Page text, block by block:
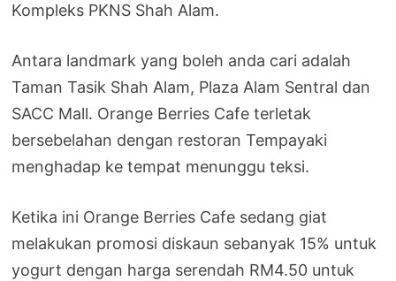
Kompleks PKNS Shah Alam.
Antara landmark yang boleh anda cari adalah
Taman Tasik Shah Alam, Plaza Alam Sentral dan
SACC Mall. Orange Berries Cafe terletak
bersebelahan dengan restoran Tempayaki
menghadap ke tempat menunggu teksi.
Ketika ini Orange Berries Cafe sedang giat
melakukan promosi diskaun sebanyak 15% untuk
yogurt dengan harga serendah RM4.50 untuk